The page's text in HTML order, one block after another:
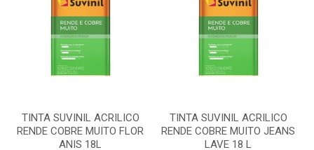
TINTA SUVINIL ACRILICO
RENDE COBRE MUITO FLOR
ANIS 18L
TINTA SUVINIL ACRILICO
RENDE COBRE MUITO JEANS
LAVE 18 L